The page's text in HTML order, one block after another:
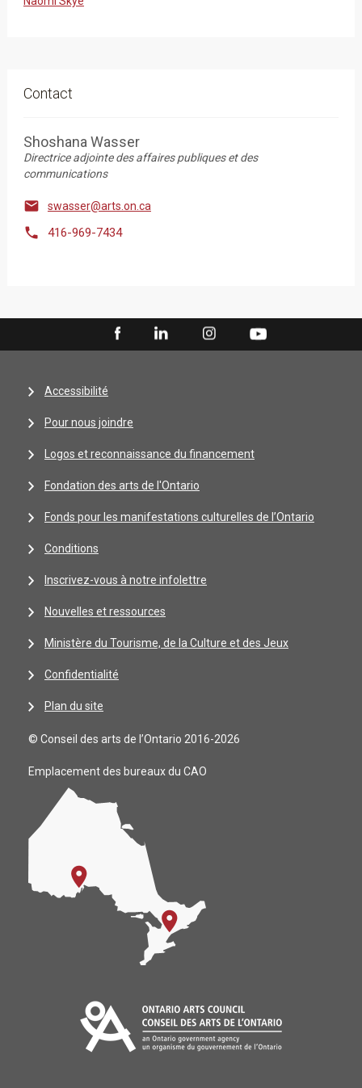
Contact
Shoshana Wasser
Directrice adjointe des affaires publiques et des
communications
 swasser@arts.on.ca
 416-969-7434
Accessibilité
Pour nous joindre
Logos et reconnaissance du financement
Fondation des arts de l'Ontario
Fonds pour les manifestations culturelles de l’Ontario
Conditions
Inscrivez-vous à notre infolettre
Nouvelles et ressources
Ministère du Tourisme, de la Culture et des Jeux
Confidentialité
Plan du site
© Conseil des arts de l’Ontario 2016-2026
Emplacement des bureaux du CAO